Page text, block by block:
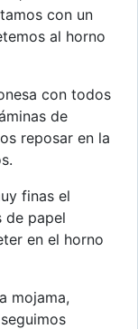
con un
al horno
con todos
de
reposar en la
finas el
de papel
en el horno
mojama,